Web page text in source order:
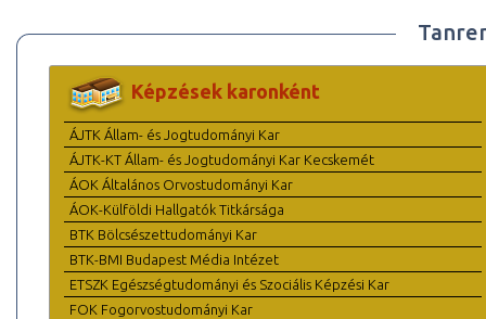
Képzések karonként
ÁJTK Állam- és Jogtudományi Kar
ÁJTK-KT Állam- és Jogtudományi Kar Kecskemét
ÁOK Általános Orvostudományi Kar
ÁOK-Külföldi Hallgatók Titkársága
BTK Bölcsészettudományi Kar
BTK-BMI Budapest Média Intézet
ETSZK Egészségtudományi és Szociális Képzési Kar
FOK Fogorvostudományi Kar